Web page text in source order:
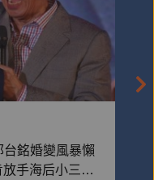
台銘婚變風暴懶
放手海后小三